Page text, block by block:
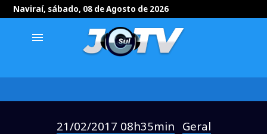
Naviraí, sábado, 08 de Agosto de 2026
menu
21/02/2017 08h35min Geral